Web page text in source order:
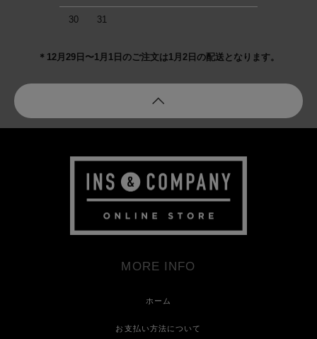
30 31
＊12月29日〜1月1日のご注文は1月2日の配送となります。
MORE INFO
ホーム
お支払い方法について